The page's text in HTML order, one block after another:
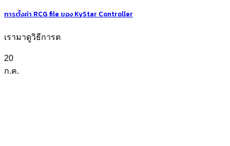
การตั้งค่า RCG file ของ KyStar Controller
เรามาดูวิธีการต
20
ก.ค.